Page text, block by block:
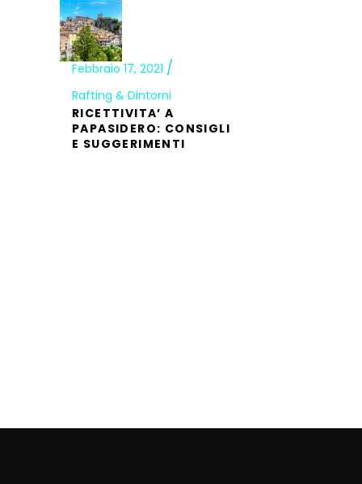
Febbraio 17, 2021
Rafting & Dintorni
RICETTIVITA’ A
PAPASIDERO: CONSIGLI
E SUGGERIMENTI